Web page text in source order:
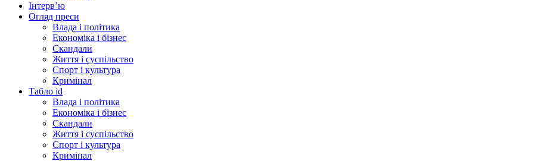
Інтерв’ю
Огляд преси
Влада і політика
Економіка і бізнес
Скандали
Життя і суспільство
Спорт і культура
Кримінал
Табло id
Влада і політика
Економіка і бізнес
Скандали
Життя і суспільство
Спорт і культура
Кримінал